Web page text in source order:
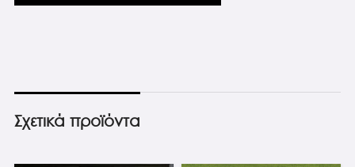
Σχετικά προϊόντα